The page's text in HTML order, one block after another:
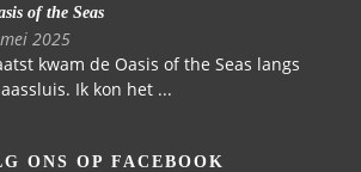
of the Seas
2025
kwam de Oasis of the Seas langs
Ik kon het ...
ONS OP FACEBOOK